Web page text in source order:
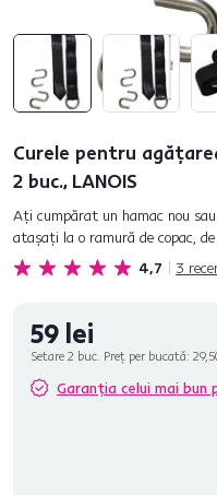
Curele pentru
2 buc., LANOIS
4,7 3
Aţi cumpărat un hamac nou
ataşaţi la o ramură de copac,
aveţi mecanismul de montare
59 lei
Setare 2 buc. Preț per bucată:
Garanția celui mai bun